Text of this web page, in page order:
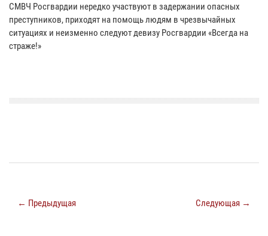
СМВЧ Росгвардии нередко участвуют в задержании опасных
преступников, приходят на помощь людям в чрезвычайных
ситуациях и неизменно следуют девизу Росгвардии «Всегда на
страже!»
← Предыдущая Следующая →